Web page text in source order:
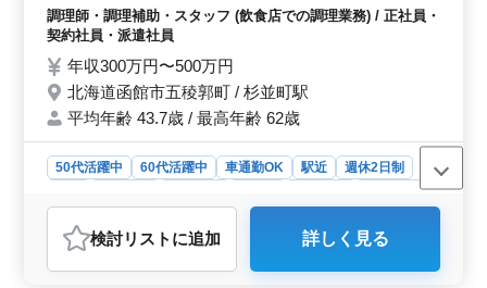
場完備） ＊賄いあり ＊体験入店可能 ベテラ
ンとしての実力を発揮できる職場です！ 高
調理師・調理補助・スタッフ (飲食店での調理業務) / 正社員・
契約社員・派遣社員
年収300万円〜500万円
北海道函館市五稜郭町 / 杉並町駅
平均年齢 43.7歳 / 最高年齢 62歳
50代活躍中 60代活躍中 車通勤OK 駅近
週休2日制
おすすめポイント
＜働きやすい勤務環境＞ 完全週休2日制を採用してお
検討リスト に追加 詳しく見る